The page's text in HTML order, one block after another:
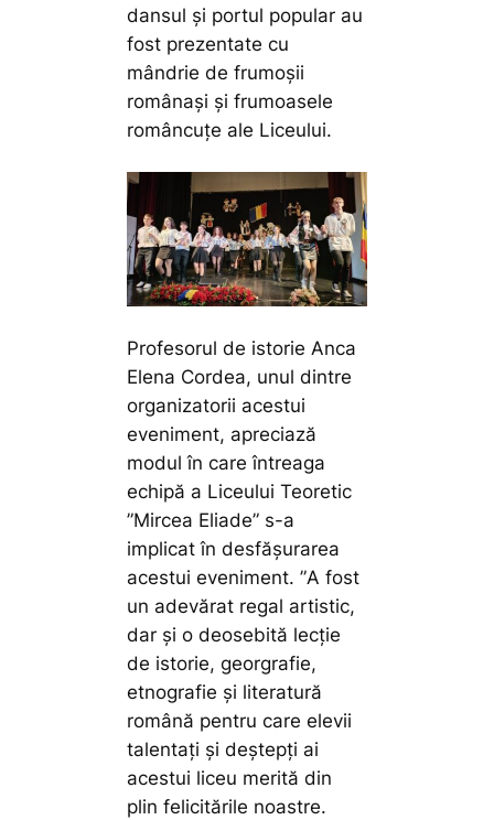
dansul și portul popular au
fost prezentate cu
mândrie de frumoșii
românași și frumoasele
româncuțe ale Liceului.
Profesorul de istorie Anca
Elena Cordea, unul dintre
organizatorii acestui
eveniment, apreciază
modul în care întreaga
echipă a Liceului Teoretic
”Mircea Eliade” s-a
implicat în desfășurarea
acestui eveniment. ”A fost
un adevărat regal artistic,
dar și o deosebită lecție
de istorie, georgrafie,
etnografie și literatură
română pentru care elevii
talentați și deștepți ai
acestui liceu merită din
plin felicitările noastre.